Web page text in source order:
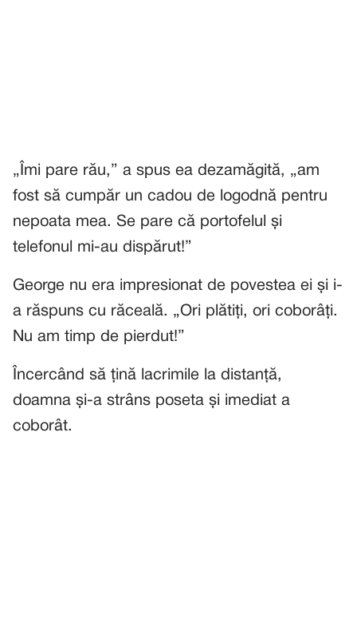
„Îmi pare rău,” a spus ea dezamăgită, „am
fost să cumpăr un cadou de logodnă pentru
nepoata mea. Se pare că portofelul și
telefonul mi-au dispărut!”
George nu era impresionat de povestea ei și i-
a răspuns cu răceală. „Ori plătiți, ori coborâți.
Nu am timp de pierdut!”
Încercând să țină lacrimile la distanță,
doamna și-a strâns poseta și imediat a
coborât.